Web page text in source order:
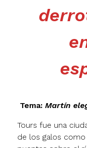
Tema: Martín
Tours fue una
de los galos como